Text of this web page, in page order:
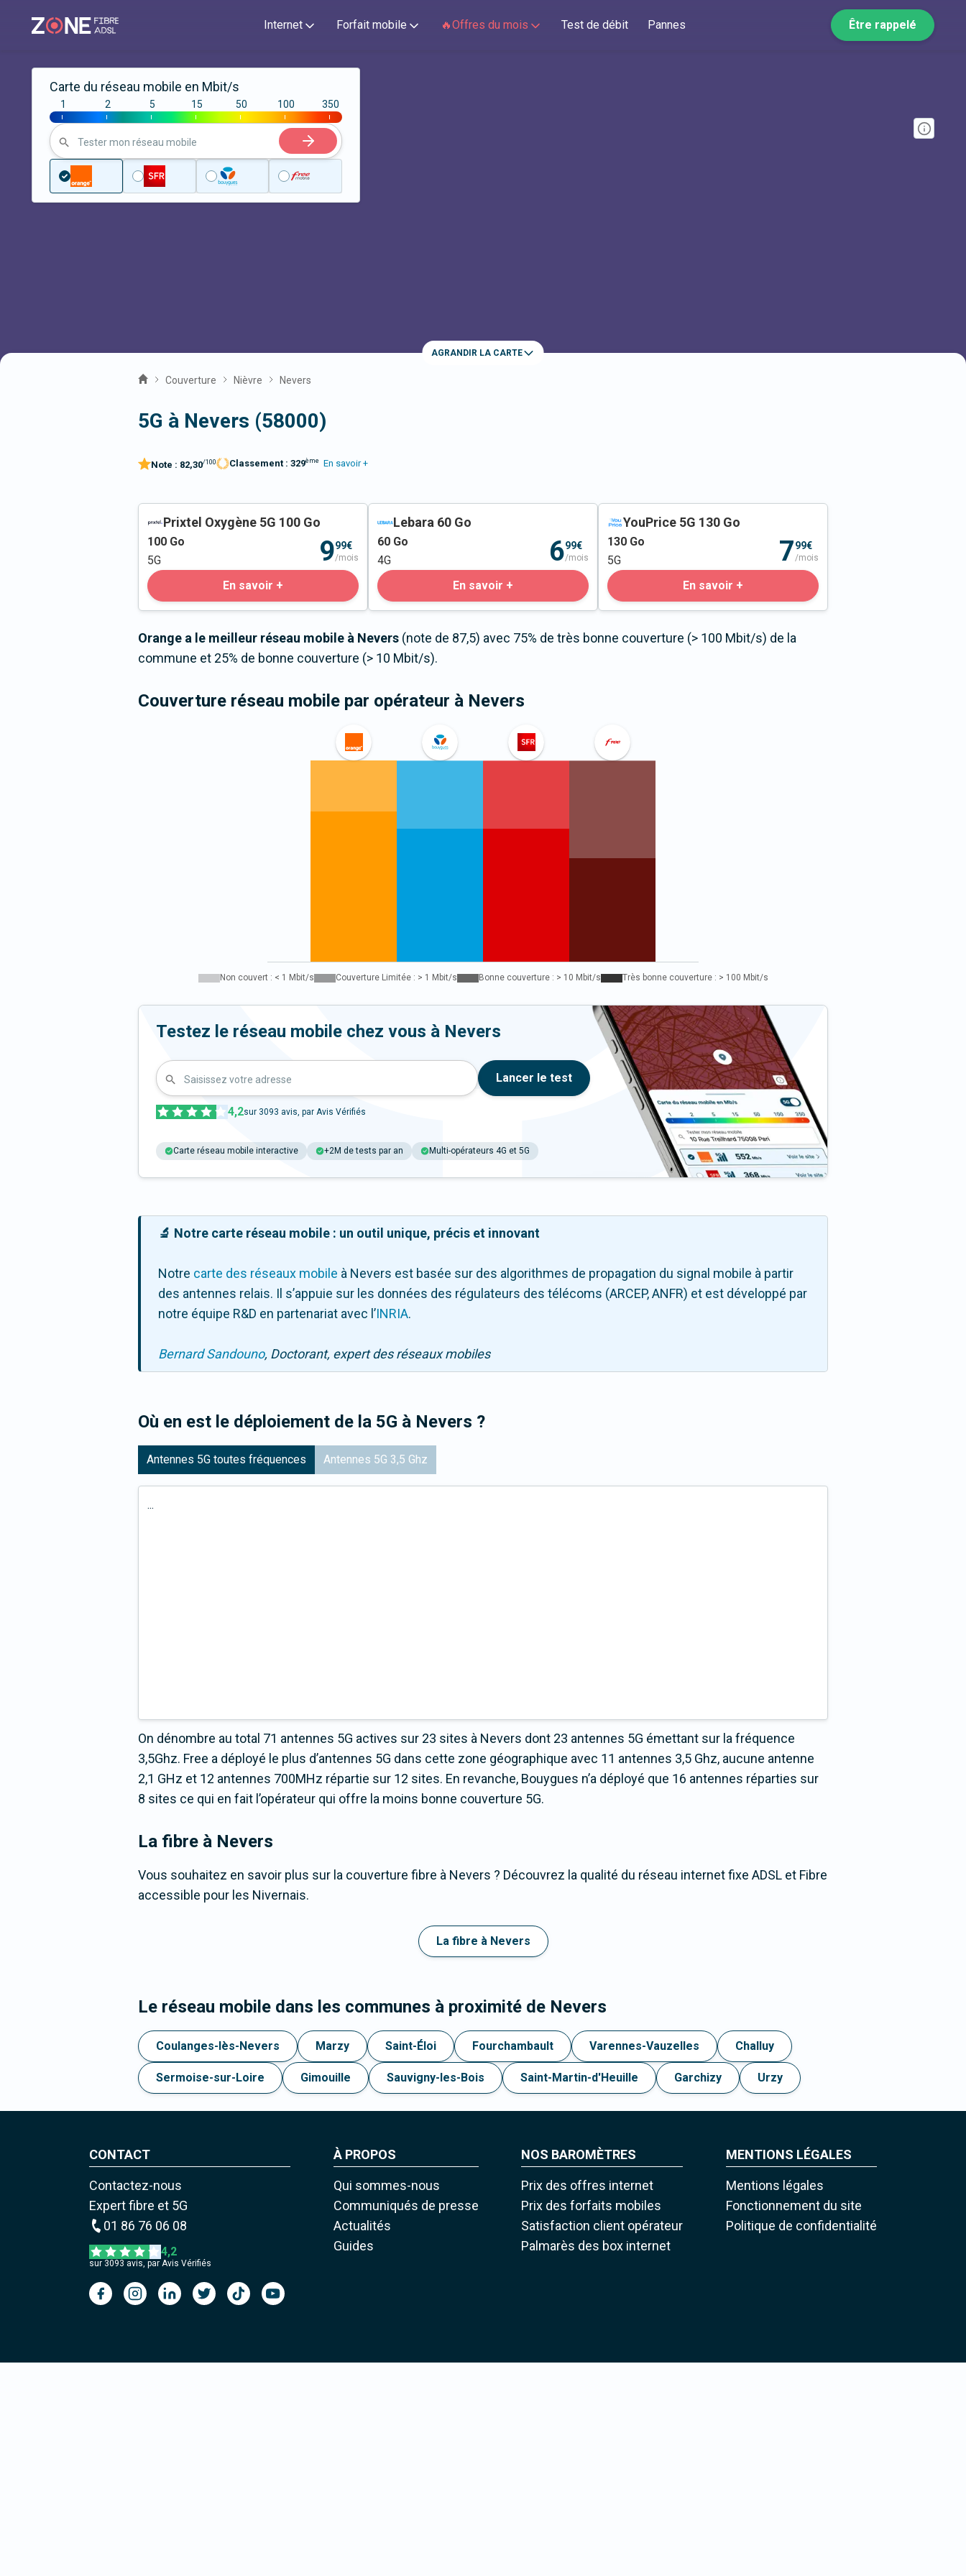
Internet Forfait mobile 🔥Offres du mois Test de débit Pannes Être rappelé
Carte du réseau mobile en Mbit/s
|
1
|
2
|
5
|
15
|
50
|
100
|
350
Tester mon réseau mobile
AGRANDIR LA CARTE
Couverture Nièvre Nevers
5G à Nevers (58000)
Note : 82,30/100 Classement : 329ème En savoir +
Prixtel Oxygène 5G 100 Go
100 Go
5G
999€
/mois
En savoir +
Lebara 60 Go
60 Go
4G
699€
/mois
En savoir +
YouPrice 5G 130 Go
130 Go
5G
799€
/mois
En savoir +
Orange a le meilleur réseau mobile à Nevers (note de 87,5) avec 75% de très bonne couverture (> 100 Mbit/s) de la
commune et 25% de bonne couverture (> 10 Mbit/s).
Couverture réseau mobile par opérateur à Nevers
Non couvert : < 1 Mbit/s Couverture Limitée : > 1 Mbit/s Bonne couverture : > 10 Mbit/s Très bonne couverture : > 100 Mbit/s
Testez le réseau mobile chez vous à Nevers
Saisissez votre adresse Lancer le test
4,2sur 3093 avis, par Avis Vérifiés
Carte réseau mobile interactive +2M de tests par an Multi-opérateurs 4G et 5G
🔬 Notre carte réseau mobile : un outil unique, précis et innovant
Notre carte des réseaux mobile à Nevers est basée sur des algorithmes de propagation du signal mobile à partir
des antennes relais. Il s’appuie sur les données des régulateurs des télécoms (ARCEP, ANFR) et est développé par
notre équipe R&D en partenariat avec l ’INRIA.
Bernard Sandouno, Doctorant, expert des réseaux mobiles
Où en est le déploiement de la 5G à Nevers ?
Antennes 5G toutes fréquences Antennes 5G 3,5 Ghz
...
On dénombre au total 71 antennes 5G actives sur 23 sites à Nevers dont 23 antennes 5G émettant sur la fréquence
3,5Ghz. Free a déployé le plus d’antennes 5G dans cette zone géographique avec 11 antennes 3,5 Ghz, aucune antenne
2,1 GHz et 12 antennes 700MHz répartie sur 12 sites. En revanche, Bouygues n’a déployé que 16 antennes réparties sur
8 sites ce qui en fait l’opérateur qui offre la moins bonne couverture 5G.
La fibre à Nevers
Vous souhaitez en savoir plus sur la couverture fibre à Nevers ? Découvrez la qualité du réseau internet fixe ADSL et Fibre
accessible pour les Nivernais.
La fibre à Nevers
Le réseau mobile dans les communes à proximité de Nevers
Coulanges-lès-Nevers Marzy Saint-Éloi Fourchambault Varennes-Vauzelles Challuy
Sermoise-sur-Loire Gimouille Sauvigny-les-Bois Saint-Martin-d'Heuille Garchizy Urzy
CONTACT
Contactez-nous
Expert fibre et 5G
01 86 76 06 08
4,2
sur 3093 avis, par Avis Vérifiés
À PROPOS
Qui sommes-nous
Communiqués de presse
Actualités
Guides
NOS BAROMÈTRES
Prix des offres internet
Prix des forfaits mobiles
Satisfaction client opérateur
Palmarès des box internet
MENTIONS LÉGALES
Mentions légales
Fonctionnement du site
Politique de confidentialité